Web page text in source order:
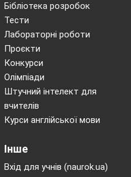
2
діяльності
вирішальною і
системи, важливим
який
більшої частини ВВП
як особлива і
відносин історично
системи
Бібліотека розробок
Тести
Лабораторні роботи
Проєкти
Конкурси
Олімпіади
Штучний інтелект для
вчителів
Курси англійської мови
Інше
Вхід для учнів (naurok.ua)